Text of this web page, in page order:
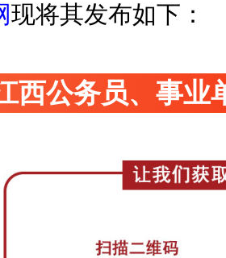
现将其发布如下：
西公务员、事业